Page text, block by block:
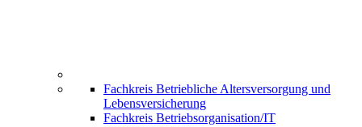
Fachkreis Betriebliche Altersversorgung und
Lebensversicherung
Fachkreis Betriebsorganisation/IT